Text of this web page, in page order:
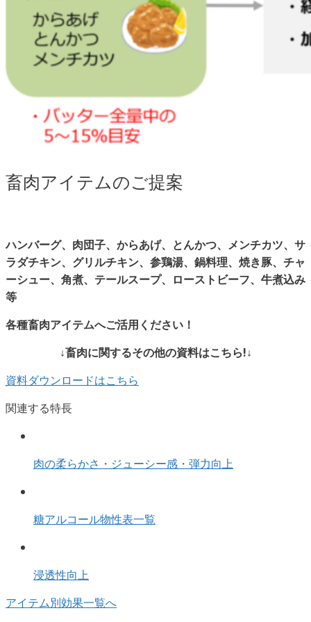
畜肉アイテムのご提案
ハンバーグ、肉団子、 からあげ、 とんかつ、 メンチカツ、
サ
ラダチキン、グリルチキン、参鶏湯、鍋料理、焼き豚、チャ
ーシュー、角煮、テールスープ、ローストビーフ、牛煮込み
等
各種畜肉アイテムへご活用ください！
↓畜肉に関するその他の資料はこちら!↓
資料ダウンロードはこちら
関連する特長
肉の柔らかさ・ジューシー感・弾力向上
糖アルコール物性表一覧
浸透性向上
アイテム別効果一覧へ